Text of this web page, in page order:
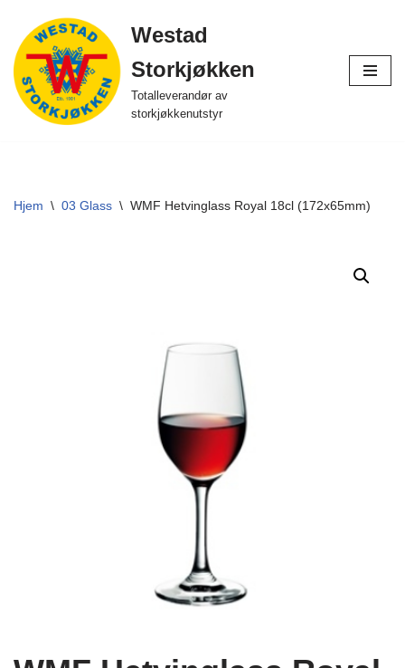
Hopp
til
innholdet
Westad
Storkjøkken
Totalleverandør av
storkjøkkenutstyr
Hjem \ 03 Glass \ WMF Hetvinglass Royal 18cl (172x65mm)